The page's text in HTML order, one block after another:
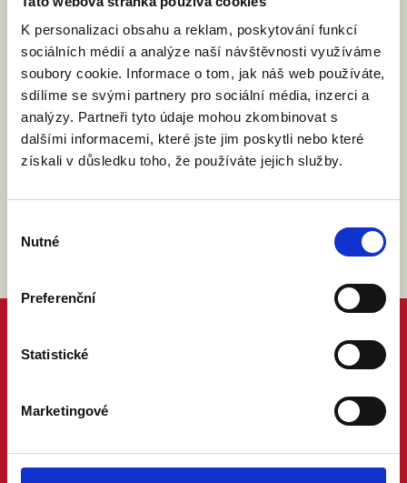
K personalizaci obsahu a reklam, poskytování funkcí
sociálních médií a analýze naší návštěvnosti využíváme
soubory cookie. Informace o tom, jak náš web používáte,
sdílíme se svými partnery pro sociální média, inzerci a
analýzy. Partneři tyto údaje mohou zkombinovat s
dalšími informacemi, které jste jim poskytli nebo které
získali v důsledku toho, že používáte jejich služby.
souhlasu
Nutné
Preferenční
Statistické
Marketingové
Po filmu probíhá debata.
Událost na facebooku